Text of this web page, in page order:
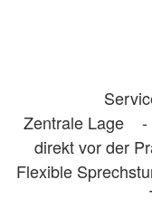
Zentrale Lage -
direkt vor der
Flexible